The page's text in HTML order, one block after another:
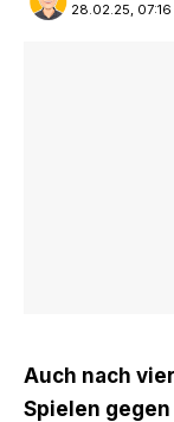
28.02.25, 07:16
Auch nach
Spielen gegen